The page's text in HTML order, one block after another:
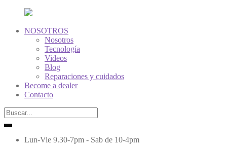
NOSOTROS
Nosotros
Tecnología
Videos
Blog
Reparaciones y cuidados
Become a dealer
Contacto
Lun-Vie 9.30-7pm - Sab de 10-4pm